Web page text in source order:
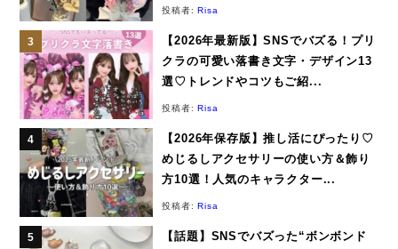
投稿者: Risa
【2026年最新版】SNSでバズる！プリ
クラの可愛い落書き文字・デザイン13
選♡トレンドやコツもご紹...
投稿者: Risa
【2026年保存版】推し活にぴったり♡
めじるしアクセサリーの使い方＆飾り
方10選！人気のキャラクター...
投稿者: Risa
【話題】SNSでバズった“ボンボンド